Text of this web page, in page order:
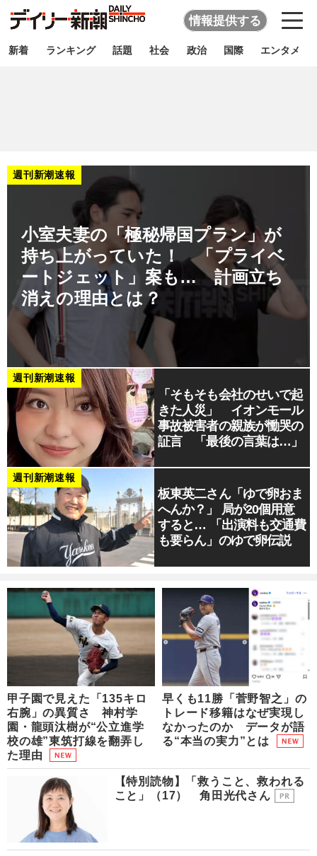
情報提供する
新着 ランキング 話題 社会 政治 国際 エンタメ
週刊新潮速報
小室夫妻の「極秘帰国プラン」が
持ち上がっていた！ 「プライベ
ートジェット」案も… 計画立ち
消えの理由とは？
週刊新潮速報
「そもそも会社のせいで起
きた人災」 イオンモール
事故被害者の親族が慟哭の
証言 「最後の言葉は…」
週刊新潮速報
板東英二さん「ゆで卵おま
へんか？」 局が20個用意
すると… 「出演料も交通費
も要らん」のゆで卵伝説
甲子園で見えた「135キロ
右腕」の異質さ 神村学
園・龍頭汰樹が“公立進学
校の雄”東筑打線を翻弄し
た理由
早くも11勝「菅野智之」の
トレード移籍はなぜ実現し
なかったのか データが語
る“本当の実力”とは
【特別読物】「救うこと、救われる
こと」（17） 角田光代さん